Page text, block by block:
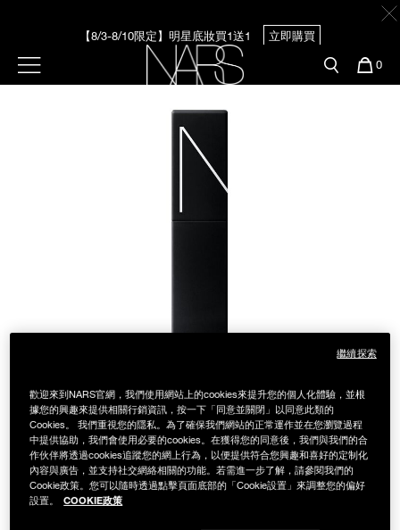
【8/3-8/10限定】明星底妝買1送1 立即購買
新客首購輸＜WELCOME＞享9折
選單"
您
0
預約金曲獎妝容
舊客回購禮遇
彩盤及禮盒組
彩妝專欄
歡迎來到NARS官網，我們使用網站上的cookies來提升您的個人化體驗，並根
據您的興趣來提供相關行銷資訊，按一下「同意並關閉」以同意此類的
Cookies。 我們重視您的隱私。為了確保我們網站的正常運作並在您瀏覽過程
中提供協助，我們會使用必要的cookies。在獲得您的同意後，我們與我們的合
作伙伴將透過cookies追蹤您的網上行為，以便提供符合您興趣和喜好的定制化
內容與廣告，並支持社交網絡相關的功能。若需進一步了解，請參閱我們的
Cookie政策。您可以隨時透過點擊頁面底部的「Cookie設置」來調整您的偏好
設置。
COOKIE政策
繼續探索